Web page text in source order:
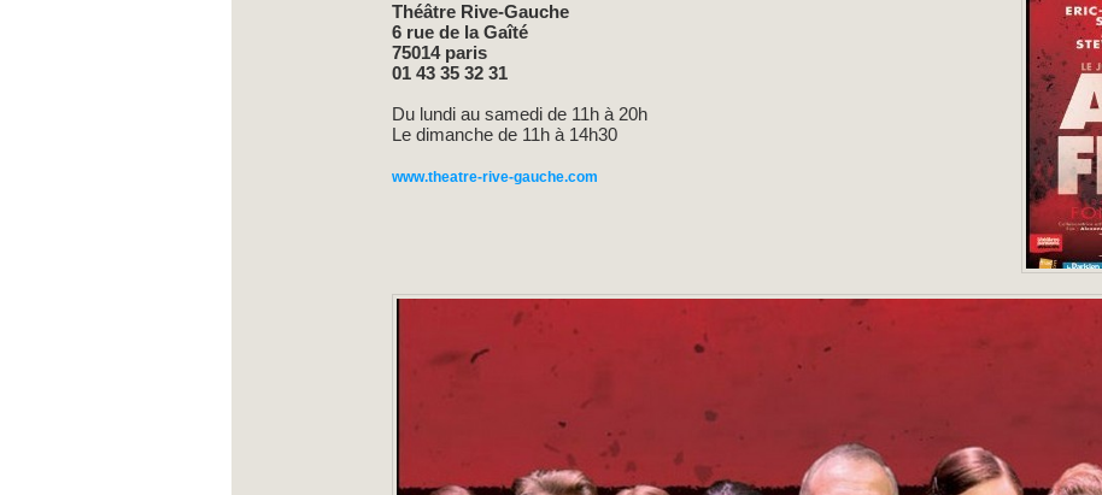
Théâtre Rive-Gauche
6 rue de la Gaîté
75014 paris
01 43 35 32 31
Du lundi au samedi de 11h à 20h
Le dimanche de 11h à 14h30
www.theatre-rive-gauche.com